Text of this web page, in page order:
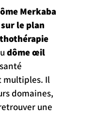
Merkaba
le plan
dôme œil
multiples. Il
domaines,
une